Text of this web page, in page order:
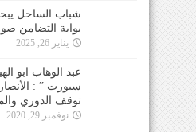
شباب الساحل
بوابة التضامن
يناير 26, 2025
عبد الوهاب ابو
سبورت ” :
توقف الدوري
نوفمبر 29, 2020